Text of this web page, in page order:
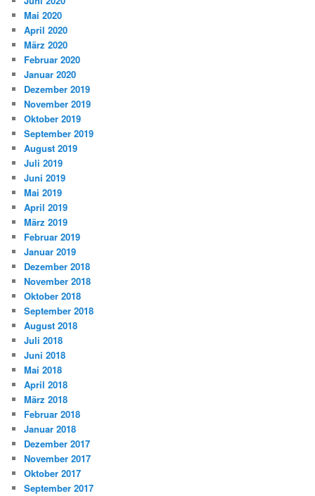
Mai 2020
April 2020
März 2020
Februar 2020
Januar 2020
Dezember 2019
November 2019
Oktober 2019
September 2019
August 2019
Juli 2019
Juni 2019
Mai 2019
April 2019
März 2019
Februar 2019
Januar 2019
Dezember 2018
November 2018
Oktober 2018
September 2018
August 2018
Juli 2018
Juni 2018
Mai 2018
April 2018
März 2018
Februar 2018
Januar 2018
Dezember 2017
November 2017
Oktober 2017
September 2017